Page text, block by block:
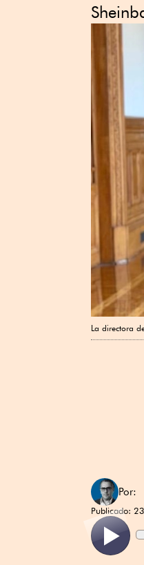
La directora
Por:
Publicado: